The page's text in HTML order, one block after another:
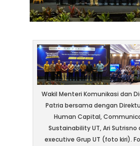
Wakil Menteri Komunikasi dan
Patria bersama dengan
Human Capital,
Sustainability UT, Ari Sutrisno
executive Grup UT (foto kiri).